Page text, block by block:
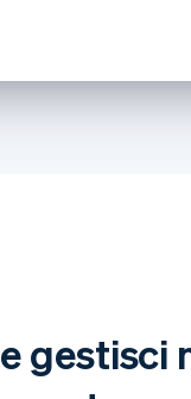
gestisci